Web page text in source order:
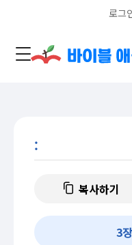
로그
:
복사하기
3